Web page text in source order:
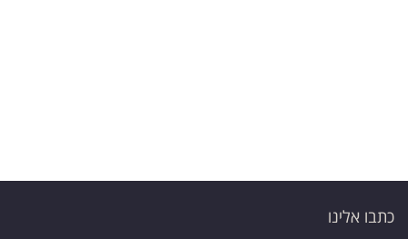
כתבו אלינו